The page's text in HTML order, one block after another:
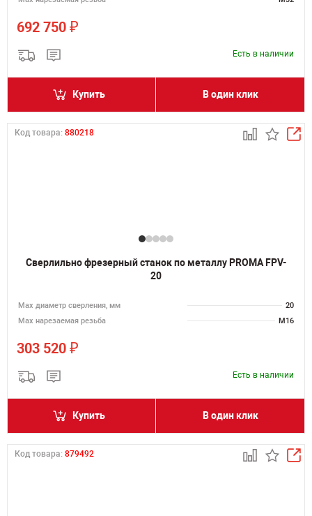
692 750 ₽
Есть в наличии
Купить В один клик
Код товара: 880218
Сверлильно фрезерный станок по металлу PROMA FPV-
20
Мах диаметр сверления, мм
20
Мах нарезаемая резьба
M16
303 520 ₽
Есть в наличии
Купить В один клик
Код товара: 879492